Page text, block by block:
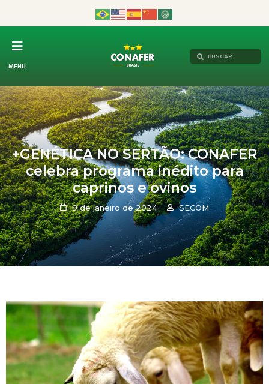
MENU
+GENÉTICA NO SERTÃO: CONAFER
celebra programa inédito para
caprinos e ovinos
9 de janeiro de 2024 SECOM